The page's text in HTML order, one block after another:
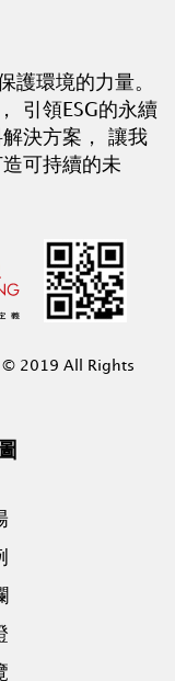
護環境的力量。
引領ESG的永續
決方案， 讓我
可持續的未
© 2019 All Rights